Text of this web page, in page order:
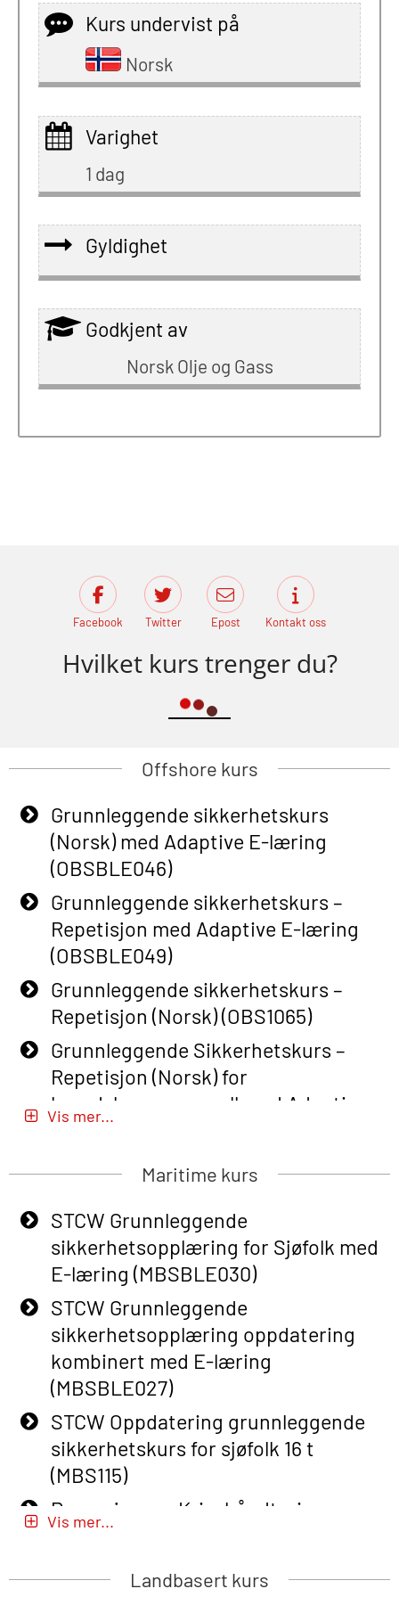
Kurs undervist på
Norsk
Varighet
1 dag
Gyldighet
Godkjent av
Norsk Olje og Gass
Facebook Twitter Epost Kontakt oss
Hvilket kurs trenger du?
Offshore kurs
Grunnleggende sikkerhetskurs
(Norsk) med Adaptive E-læring
(OBSBLE046)
Grunnleggende sikkerhetskurs –
Repetisjon med Adaptive E-læring
(OBSBLE049)
Grunnleggende sikkerhetskurs –
Repetisjon (Norsk) (OBS1065)
Grunnleggende Sikkerhetskurs –
Repetisjon (Norsk) for
beredskapspersonell med Adaptive
E-læring (OBSBLE051)
Basic Safety Training (English) – with
Basic Safety Training – Refresher
Course (English) with E-learning
(OBSBLE048)
Basic Safety Training – Refresher
Course (English) (OBS1063)
Basic Safety Training – Refresher
Course (English) for emergency
response personnel with Adaptive E-
learning (OBSBLE050)
Helikopterevakuering inkl pustelunge
med adaptive e-læring (OSEBLE018)
Airpocket with E-learning (English)
Vis mer...
Maritime kurs
STCW Grunnleggende
sikkerhetsopplæring for Sjøfolk med
E-læring (MBSBLE030)
STCW Grunnleggende
sikkerhetsopplæring oppdatering
kombinert med E-læring
(MBSBLE027)
STCW Oppdatering grunnleggende
sikkerhetskurs for sjøfolk 16 t
(MBS115)
Passasjer- og Krisehåndtering
(MBSBLE020)
Passasjer- og Krisehåndtering
Vis mer...
Landbasert kurs